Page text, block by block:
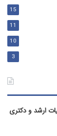
15
11
10
3
ارشد و دکتری